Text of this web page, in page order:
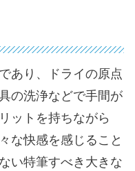
あり、ドライの原点
の洗浄などで手間が
ットを持ちながら
な快感を感じること
い特筆すべき大きな